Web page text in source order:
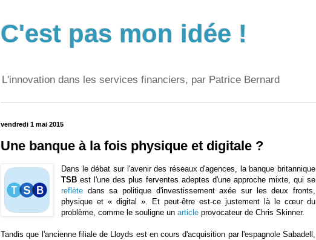
C'est pas mon idée !
L'innovation dans les services financiers, par Patrice Bernard
vendredi 1 mai 2015
Une banque à la fois physique et digitale ?
Dans le débat sur l'avenir des réseaux d'agences, la banque britannique
TSB est l'une des plus ferventes adeptes d'une approche mixte, qui se
reflète dans sa politique d'investissement axée sur les deux fronts,
physique et « digital ». Et peut-être est-ce justement là le cœur du
problème, comme le souligne unarticle provocateur de Chris Skinner.
Tandis que l'ancienne filiale de Lloyds est en cours d'acquisition par l'espagnole Sabadell,